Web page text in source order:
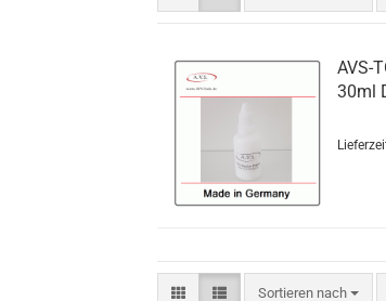
AVS-
30ml
Sortieren nach